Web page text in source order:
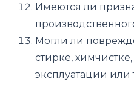
Имеются ли
Могли ли
стирке,
эксплуатации или